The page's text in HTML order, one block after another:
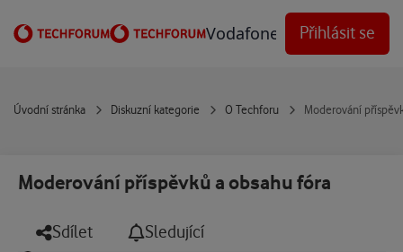
Vodafone Techforum
Přihlásit se
Úvodní stránka Diskuzní kategorie O Techforu Moderování
Moderování příspěvků a obsahu fóra
Sdílet Sledující